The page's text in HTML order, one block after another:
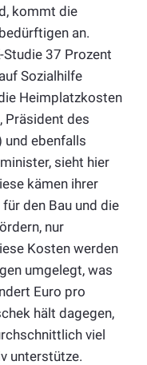
kommt die
an.
Studie 37 Prozent
Sozialhilfe
Heimplatzkosten
Präsident des
und ebenfalls
sieht hier
kämen ihrer
den Bau und die
nur
Kosten werden
umgelegt, was
Euro pro
hält dagegen,
viel
unterstütze.